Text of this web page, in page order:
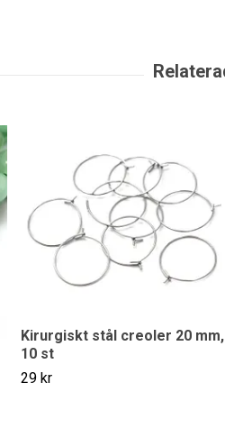
Kirurgiskt stål creoler 20 mm,
10 st
29 kr